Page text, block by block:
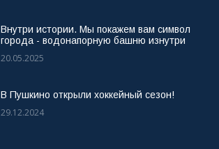
Внутри истории. Мы покажем вам символ
города - водонапорную башню изнутри
20.05.2025
В Пушкино открыли хоккейный сезон!
29.12.2024